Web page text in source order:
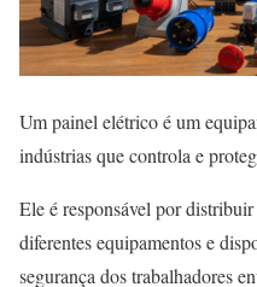
Um painel elétrico é um
indústrias que controla e
Ele é responsável por
diferentes equipamentos e
segurança dos trabalhadores